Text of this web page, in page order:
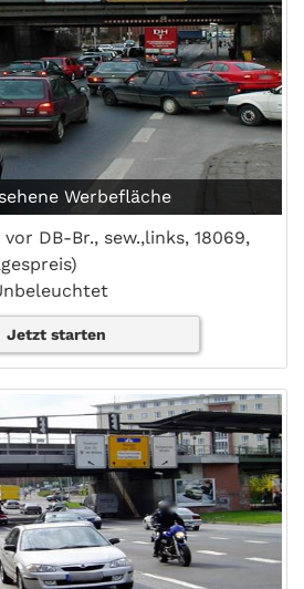
Werbefläche
DB-Br., sew.,links, 18069,
Jetzt starten